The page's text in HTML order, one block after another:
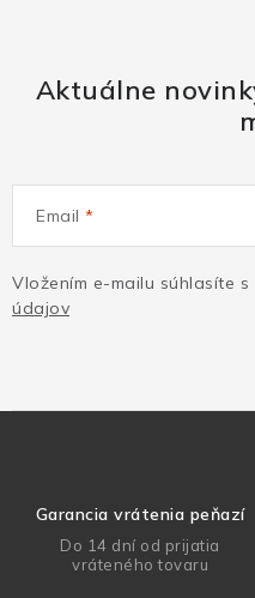
Aktuálne
Email
Vložením e-mailu súhlasíte s
údajov
Garancia vrátenia peňazí
Do 14 dní od prijatia
vráteného tovaru